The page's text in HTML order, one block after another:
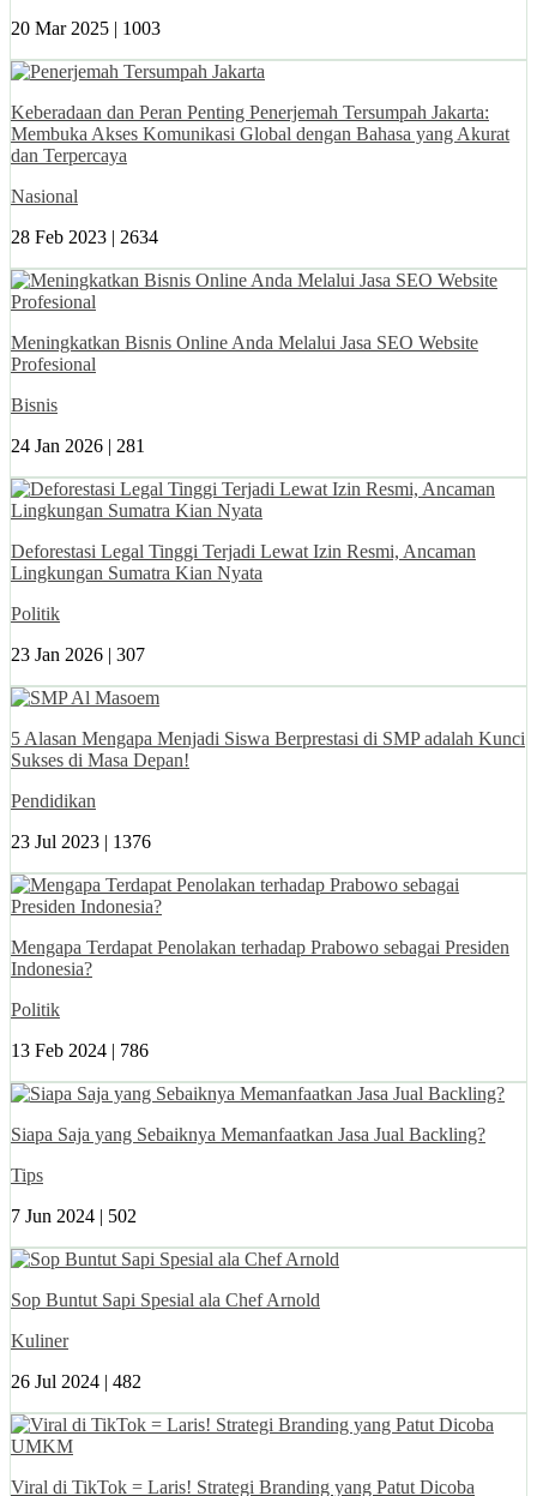
20 Mar 2025 | 1003
Keberadaan dan Peran Penting Penerjemah Tersumpah Jakarta:
Membuka Akses Komunikasi Global dengan Bahasa yang Akurat
dan Terpercaya
Nasional
28 Feb 2023 | 2634
Meningkatkan Bisnis Online Anda Melalui Jasa SEO Website
Profesional
Bisnis
24 Jan 2026 | 281
Deforestasi Legal Tinggi Terjadi Lewat Izin Resmi, Ancaman
Lingkungan Sumatra Kian Nyata
Politik
23 Jan 2026 | 307
5 Alasan Mengapa Menjadi Siswa Berprestasi di SMP adalah Kunci
Sukses di Masa Depan!
Pendidikan
23 Jul 2023 | 1376
Mengapa Terdapat Penolakan terhadap Prabowo sebagai Presiden
Indonesia?
Politik
13 Feb 2024 | 786
Siapa Saja yang Sebaiknya Memanfaatkan Jasa Jual Backling?
Tips
7 Jun 2024 | 502
Sop Buntut Sapi Spesial ala Chef Arnold
Kuliner
26 Jul 2024 | 482
Viral di TikTok = Laris! Strategi Branding yang Patut Dicoba